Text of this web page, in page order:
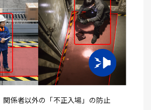
関係者以外の「不正入場」の防止